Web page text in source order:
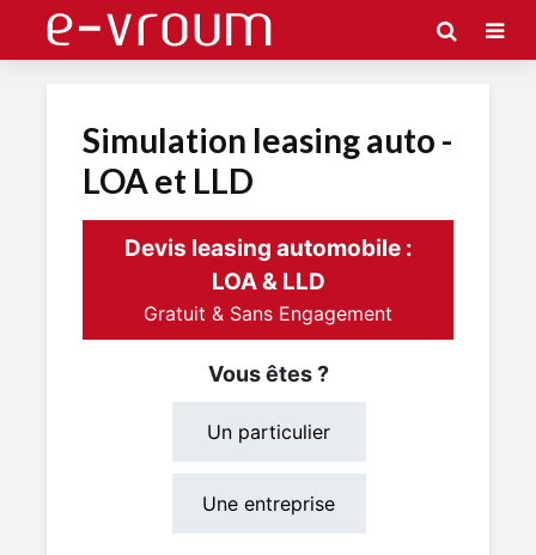
Simulation leasing auto -
LOA et LLD